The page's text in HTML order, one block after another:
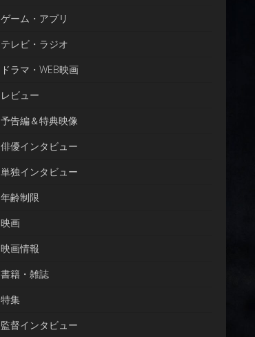
ゲーム・アプリ
テレビ・ラジオ
ドラマ・WEB映画
レビュー
予告編＆特典映像
俳優インタビュー
単独インタビュー
年齢制限
映画
映画情報
書籍・雑誌
特集
監督インタビュー